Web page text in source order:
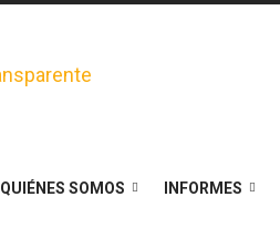
QUIÉNES SOMOS INFORMES